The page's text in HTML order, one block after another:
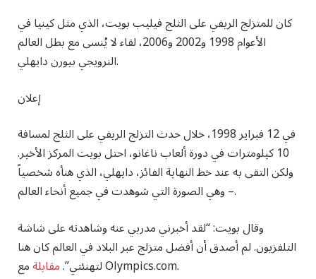
كان للمتزلج الريفي على الثلج فيليب بويت، الذي مثل كينيا في
الأعوام 1998 و2002 و2006، لقاء لا يُنسى مع بطل العالم
النرويجي بيورن دايهلي.
إعلان
في 12 فبراير 1998، خلال حدث التزلج الريفي على الثلج لمسافة
10 كيلومترات في دورة ألعاب ناغانو، احتل بويت المركز الأخير.
ولكن التقى به عند خط النهاية الفائز، دايهلي، الذي هنأه شخصياً
– وهي الصورة التي شوهدت في جميع أنحاء العالم.
وقال بويت: “لقد أخبرني مدربي عنه وشاهدته على شاشة
التلفزيون. لم أصدق أن أفضل متزلج عبر البلاد في العالم كان هنا
لتهنئتي”.مقابلة
مع Olympics.com.